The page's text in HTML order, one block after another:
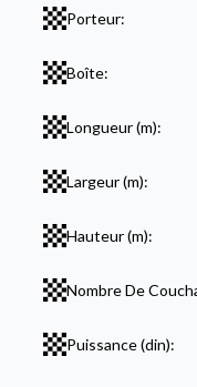
Porteur:
Boîte:
Longueur (m):
Largeur (m):
Hauteur (m):
Nombre De
Puissance (din):